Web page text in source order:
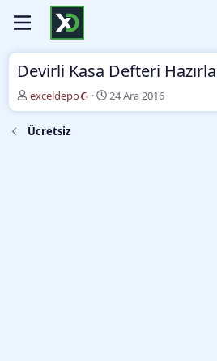
Devirli Kasa Defteri
Y
a
z
a
exceldepo
O
l
24 Ara 2016
Ücretsiz